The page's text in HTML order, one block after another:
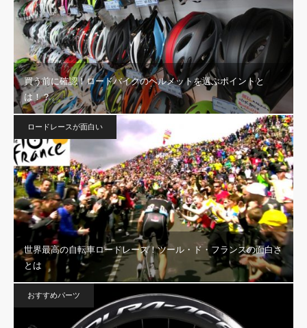
買う前に確認！ロードバイクのヘルメットを選ぶポイントと
は！？
ロードレースが面白い
世界最高の自転車ロードレース！ツール・ド・フランスの面白さ
とは
おすすめパーツ